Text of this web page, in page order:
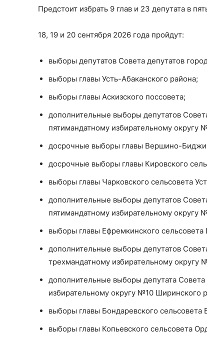
Предстоит избрать 9 глав и 23 депутата в
18, 19 и 20 сентября 2026 года пройдут:
выборы депутатов Совета депутатов
выборы главы Усть-Абаканского района;
выборы главы Аскизского поссовета;
дополнительные выборы депутатов
пятимандатному избирательному округу
досрочные выборы главы Вершино-
досрочные выборы главы Кировского
выборы главы Чарковского сельсовета
дополнительные выборы депутатов
пятимандатному избирательному округу
выборы главы Ефремкинского
дополнительные выборы депутатов
трехмандатному избирательному
дополнительные выборы депутата
избирательному округу №10 Ширинского
выборы главы Бондаревского сельсовета
выборы главы Копьевского сельсовета